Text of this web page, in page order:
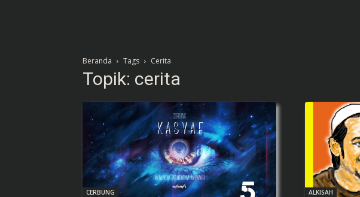
Beranda Tags Cerita
Topik: cerita
CERBUNG ALKISAH